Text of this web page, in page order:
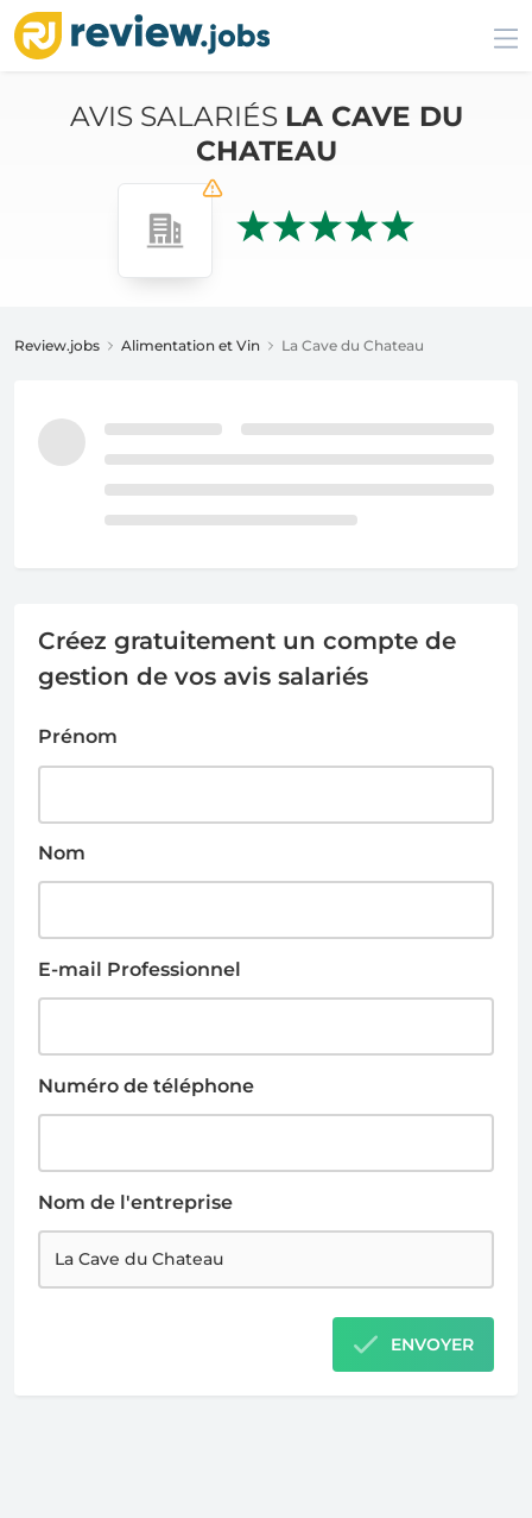
AVIS SALARIÉS LA CAVE DU
CHATEAU
Review.jobs Alimentation et Vin La Cave du Chateau
Créez gratuitement un compte de
gestion de vos avis salariés
Prénom
Nom
E-mail Professionnel
Numéro de téléphone
Nom de l'entreprise
ENVOYER